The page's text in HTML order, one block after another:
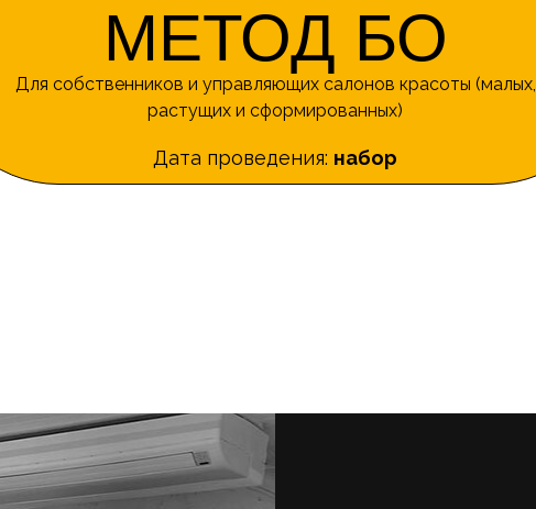
МЕТОД БО
Для собственников и управляющих салонов красоты (малых,
растущих и сформированных)
Дата проведения: набор